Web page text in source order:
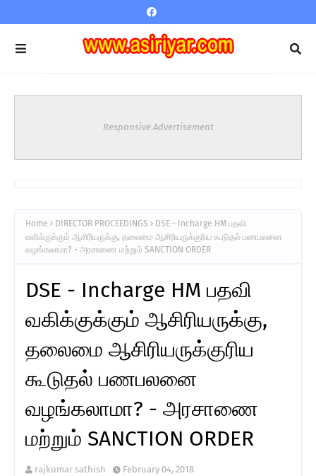
Responsive Advertisement
Home DIRECTOR PROCEEDINGS
DSE - Incharge HM பதவி
வகிக்குக்கும் ஆசிரியருக்கு, தலைமை ஆசிரியருக்குரிய கூடுதல் பணபலனை
வழங்கலாமா? - அரசாணை மற்றும் SANCTION ORDER
DSE - Incharge HM பதவி
வகிக்குக்கும் ஆசிரியருக்கு,
தலைமை ஆசிரியருக்குரிய
கூடுதல் பணபலனை
வழங்கலாமா? - அரசாணை
மற்றும் SANCTION ORDER
rajkumar sathish February 04, 2018